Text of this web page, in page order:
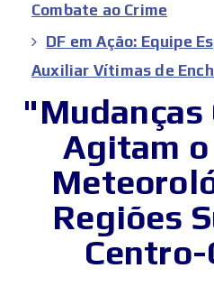
Combate ao Crime
DF em Ação: Equipe
Auxiliar Vítimas de
Agitam
Regiões